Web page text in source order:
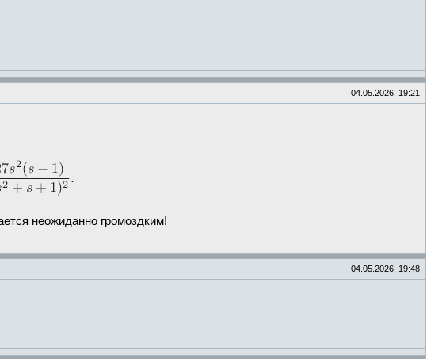
04.05.2026, 19:21
неожиданно громоздким!
04.05.2026, 19:48